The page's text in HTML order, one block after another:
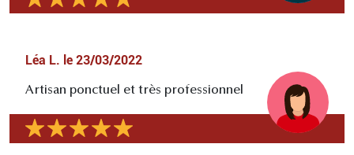
Léa L. le 23/03/2022
Artisan ponctuel et très professionnel